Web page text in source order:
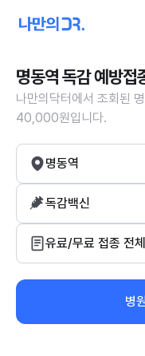
명동역 독감 예방
나만의닥터에서 조회된
40,000원입니다.
명동역
독감백신
유료/무료 접종 전체
병